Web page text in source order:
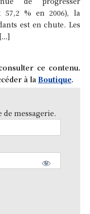
57,2 % en 2006), la
est en chute. Les
ce contenu.
à la Boutique.
messagerie.